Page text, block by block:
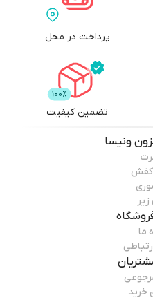
پرداخت در محل
تضمین کیفیت
ونیسا
کفش
ما
خرید